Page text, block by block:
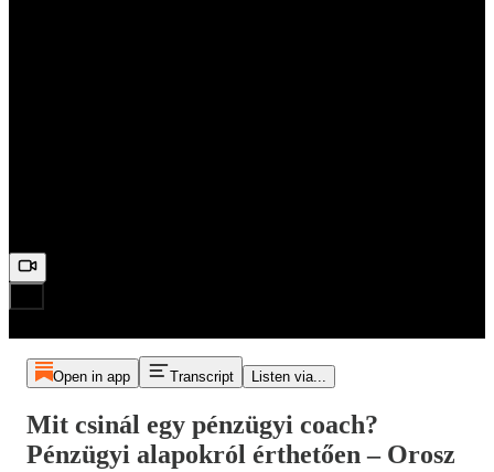
Open in app Transcript Listen via...
Mit csinál egy pénzügyi coach?
Pénzügyi alapokról érthetően – Orosz